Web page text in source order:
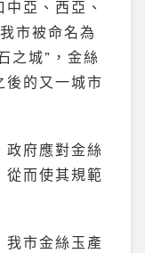
亞、西亞、
市被命名為
之城”，金絲
後的又一城市
政府應對金絲
從而使其規範
我市金絲玉產